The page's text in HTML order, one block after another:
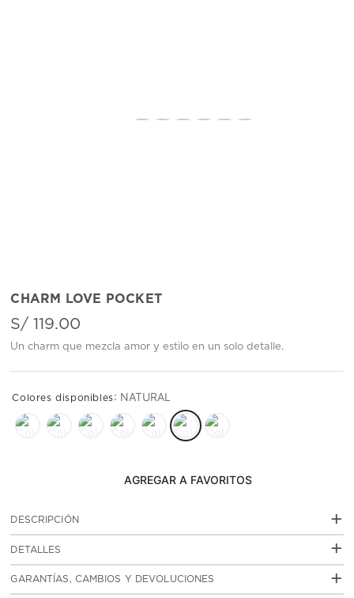
CHARM LOVE POCKET
S/ 119.00
Un charm que mezcla amor y estilo en un solo detalle.
: NATURAL
AGREGAR AL CARRITO
DESCRIPCIÓN +
un charm en forma de corazón, creando un detalle
Se cuelga fácilmente en carteras, mochilas o llaves,
aportando un guiño visual que se adapta a distintos
DETALLES +
SKU :TID1R00065
GARANTÍAS, CAMBIOS Y DEVOLUCIONES +